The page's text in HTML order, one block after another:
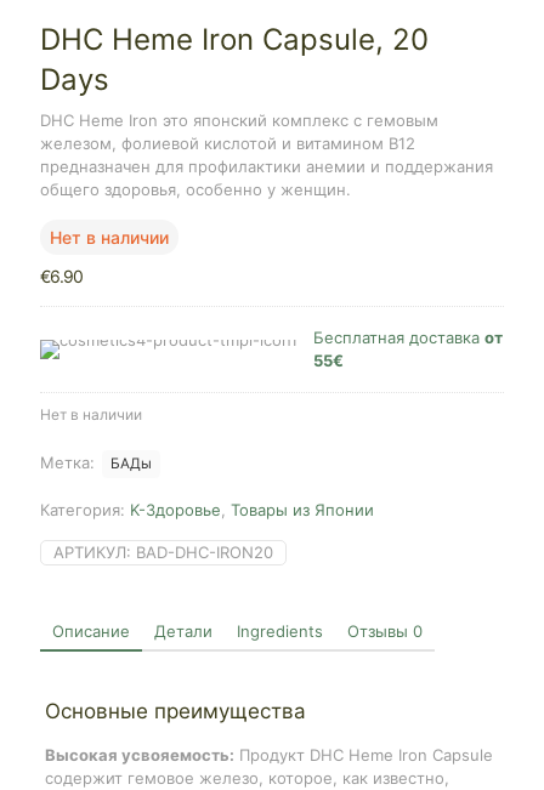
Описание Детали Ingredients Отзывы 0
Основные преимущества
Высокая усвояемость: Продукт DHC Heme Iron Capsule
содержит гемовое железо, которое, как известно,
DHC Heme Iron Capsule, 20
Days
DHC Heme Iron это японский комплекс с гемовым
железом, фолиевой кислотой и витамином В12
предназначен для профилактики анемии и поддержания
общего здоровья, особенно у женщин.
Нет в наличии
€6.90
Бесплатная доставка от
55€
Нет в наличии
Метка: БАДы
Категория: K-Здоровье Товары из Японии
АРТИКУЛ: BAD-DHC-IRON20